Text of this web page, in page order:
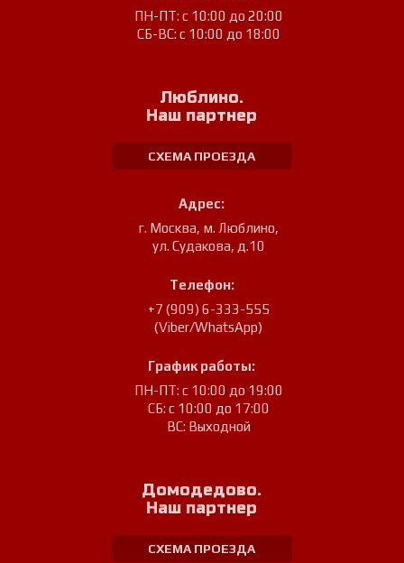
ПН-ПТ: с 10:00 до 20:00
СБ-ВС: с 10:00 до 18:00
Люблино.
Наш партнер
СХЕМА ПРОЕЗДА
Адрес:
г. Москва, м. Люблино,
ул. Судакова, д.10
Телефон:
+7 (909) 6-333-555
(Viber/WhatsApp)
График работы:
ПН-ПТ: с 10:00 до 19:00
СБ: с 10:00 до 17:00
ВС: Выходной
Домодедово.
Наш партнер
СХЕМА ПРОЕЗДА